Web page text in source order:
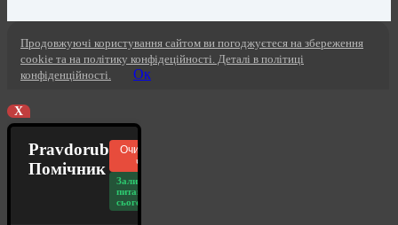
Продовжуючі користування сайтом ви погоджуєтеся на збереження
cookie та на політику конфідеційності. Деталі в політиці
конфіденційності.
Ок
X
Pravdorub
Помічник
Очистити
чат
Залишилось
питань
сьогодні: 20